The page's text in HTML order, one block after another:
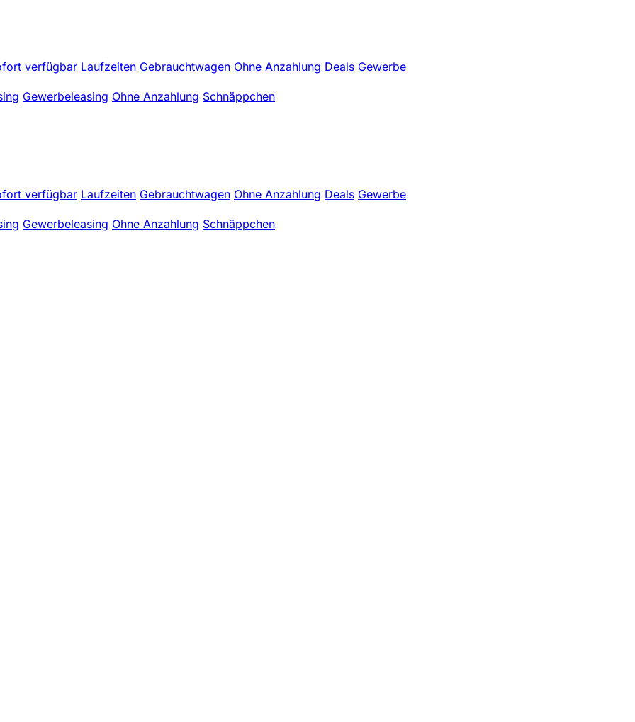
verfügbar Laufzeiten Gebrauchtwagen Ohne Anzahlung Deals Gewerbe
Gewerbeleasing Ohne Anzahlung Schnäppchen
verfügbar Laufzeiten Gebrauchtwagen Ohne Anzahlung Deals Gewerbe
Gewerbeleasing Ohne Anzahlung Schnäppchen